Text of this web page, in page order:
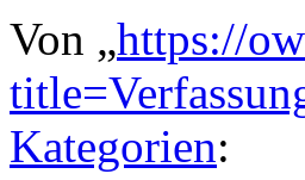
Von „https://
Kategorien: